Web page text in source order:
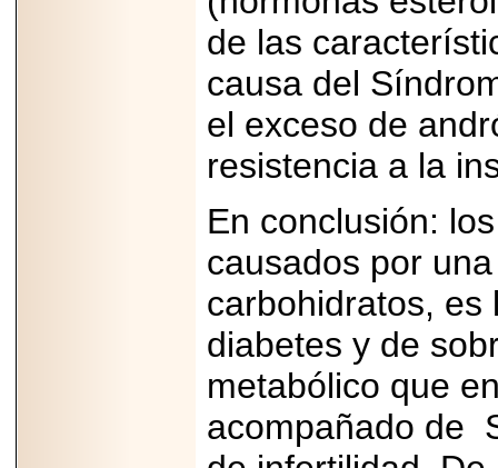
de las
causa del
el exceso de
resistencia a la
En conclusión:
causados por
carbohidratos, es
diabetes y de
metabólico que
acompañado de